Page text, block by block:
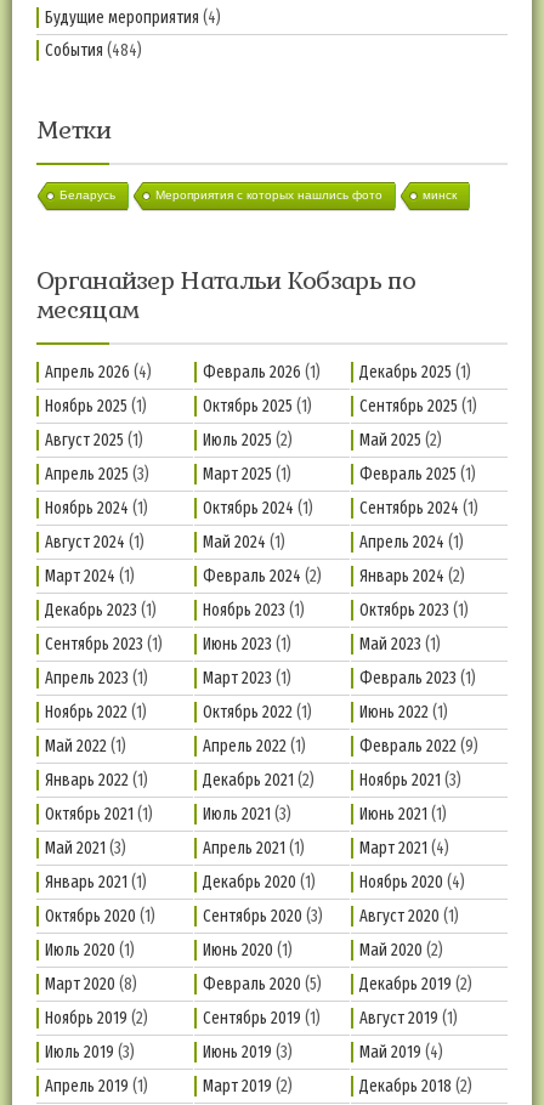
Будущие мероприятия (4)
События (484)
Метки
Беларусь Мероприятия с которых нашлись фото минск
Органайзер Натальи Кобзарь по
месяцам
Апрель 2026 (4) Февраль 2026 (1) Декабрь 2025 (1)
Ноябрь 2025 (1) Октябрь 2025 (1) Сентябрь 2025 (1)
Август 2025 (1) Июль 2025 (2) Май 2025 (2)
Апрель 2025 (3) Март 2025 (1) Февраль 2025 (1)
Ноябрь 2024 (1) Октябрь 2024 (1) Сентябрь 2024 (1)
Август 2024 (1) Май 2024 (1) Апрель 2024 (1)
Март 2024 (1) Февраль 2024 (2) Январь 2024 (2)
Декабрь 2023 (1) Ноябрь 2023 (1) Октябрь 2023 (1)
Сентябрь 2023 (1) Июнь 2023 (1) Май 2023 (1)
Апрель 2023 (1) Март 2023 (1) Февраль 2023 (1)
Ноябрь 2022(1) Октябрь 2022(1) Июнь 2022(1)
Май 2022(1) Апрель 2022(1) Февраль 2022(9)
Январь 2022(1) Декабрь 2021 (2) Ноябрь 2021 (3)
Октябрь 2021 (1) Июль 2021 (3) Июнь 2021 (1)
Май 2021 (3) Апрель 2021 (1) Март 2021 (4)
Январь 2021 (1) Декабрь 2020 (1) Ноябрь 2020 (4)
Октябрь 2020 (1) Сентябрь 2020 (3) Август 2020 (1)
Июль 2020 (1) Июнь 2020 (1) Май 2020 (2)
Март 2020 (8) Февраль 2020 (5) Декабрь 2019 (2)
Ноябрь 2019 (2) Сентябрь 2019 (1) Август 2019 (1)
Июль 2019 (3) Июнь 2019 (3) Май 2019 (4)
Апрель 2019 (1) Март 2019 (2) Декабрь 2018 (2)